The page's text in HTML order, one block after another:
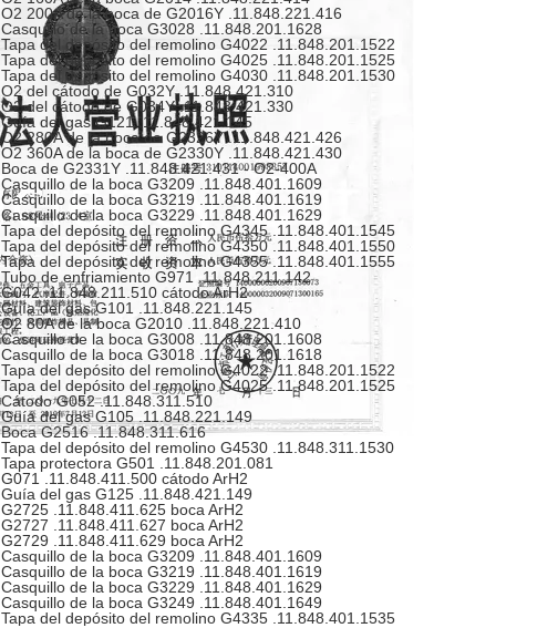
O2 200A de la boca de G2016Y .11.848.221.416
Casquillo de la boca G3028 .11.848.201.1628
Tapa del depósito del remolino G4022 .11.848.201.1522
Tapa del depósito del remolino G4025 .11.848.201.1525
Tapa del depósito del remolino G4030 .11.848.201.1530
O2 del cátodo de G032Y .11.848.421.310
O2 del cátodo de G034Y .11.848.421.330
Guía del gas G121 .11.848.421.145
O2 280A de la boca de G2326Y .11.848.421.426
O2 360A de la boca de G2330Y .11.848.421.430
Boca de G2331Y .11.848.421.431 - O2-400A
Casquillo de la boca G3209 .11.848.401.1609
Casquillo de la boca G3219 .11.848.401.1619
Casquillo de la boca G3229 .11.848.401.1629
Tapa del depósito del remolino G4345 .11.848.401.1545
Tapa del depósito del remolino G4350 .11.848.401.1550
Tapa del depósito del remolino G4355 .11.848.401.1555
Tubo de enfriamiento G971 .11.848.211.142
G042 .11.848.211.510 cátodo ArH2
Guía del gas G101 .11.848.221.145
O2 80A de la boca G2010 .11.848.221.410
Casquillo de la boca G3008 .11.848.201.1608
Casquillo de la boca G3018 .11.848.201.1618
Tapa del depósito del remolino G4022 .11.848.201.1522
Tapa del depósito del remolino G4025 .11.848.201.1525
Cátodo G052 .11.848.311.510
Guía del gas G105 .11.848.221.149
Boca G2516 .11.848.311.616
Tapa del depósito del remolino G4530 .11.848.311.1530
Tapa protectora G501 .11.848.201.081
G071 .11.848.411.500 cátodo ArH2
Guía del gas G125 .11.848.421.149
G2725 .11.848.411.625 boca ArH2
G2727 .11.848.411.627 boca ArH2
G2729 .11.848.411.629 boca ArH2
Casquillo de la boca G3209 .11.848.401.1609
Casquillo de la boca G3219 .11.848.401.1619
Casquillo de la boca G3229 .11.848.401.1629
Casquillo de la boca G3249 .11.848.401.1649
Tapa del depósito del remolino G4335 .11.848.401.1535